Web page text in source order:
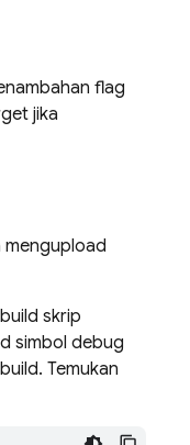
flag
jika
mengupload
skrip
simbol debug
Temukan